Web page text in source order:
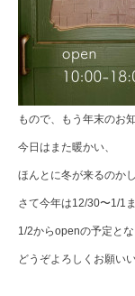
もので、もう年末のお
今日はまた暖かい、
ほんとに冬が来るのか
さて今年は12/30〜1/1
1/2からopenの予定とな
どうぞよろしくお願い